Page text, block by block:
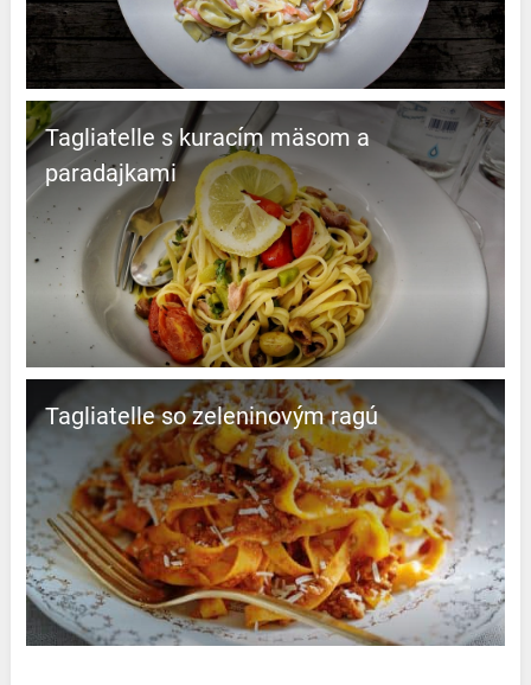
Tagliatelle s kuracím mäsom a
paradajkami
Tagliatelle so zeleninovým ragú